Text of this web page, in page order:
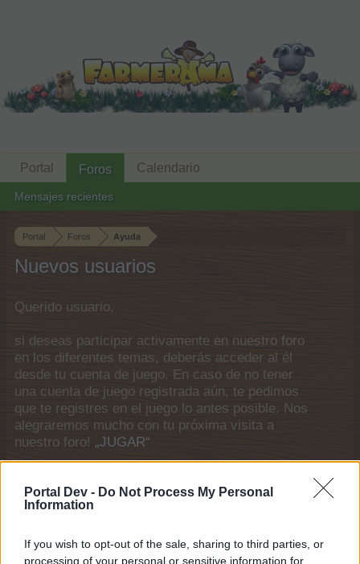
Portal Dev - Do Not Process My Personal
Information
If you wish to opt-out of the sale, sharing to third parties, or
processing of your personal or sensitive information for
Portal Foros Ayuda
Nuevos usuarios
Querido usuario,
si deseas participar activamente en nuestro foro
en los diferentes temas, deberás acceder al él
desde tu cuenta de juego. En caso de no tener
una cuenta de juego registrada aún, te pedimos
que te registres en el juego lo antes posible. Nos
alegraremos mucho con tu próxima visita a
nuestro foro! „JUGAR“
Título
coruza
Respuestas:
5 29 Noviembre 2017
Portal Foros
Mensajes recientes
Calendario